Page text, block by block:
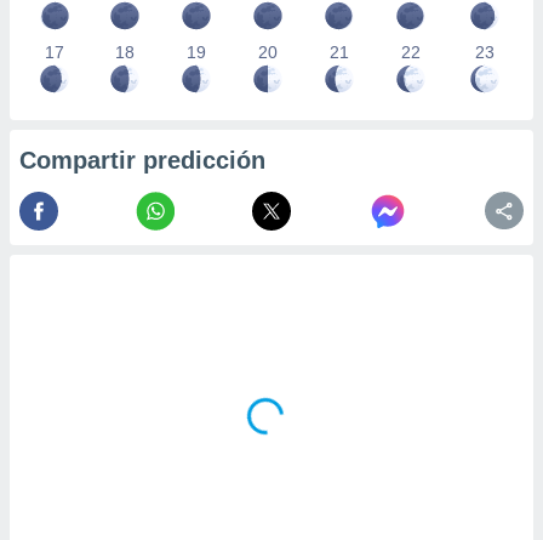
17 18 19 20 21 22 23
Compartir predicción